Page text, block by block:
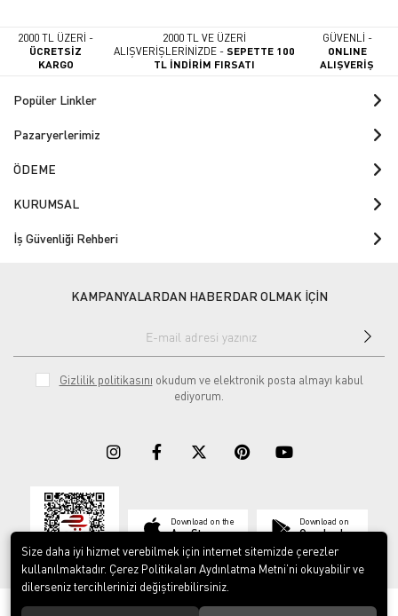
2000 TL ÜZERİ -
ÜCRETSİZ
KARGO
2000 TL VE ÜZERİ
ALIŞVERİŞLERİNİZDE -SEPETTE 100
TL İNDİRİM FIRSATI
GÜVENLİ -
ONLINE
ALIŞVERİŞ
Popüler Linkler
Pazaryerlerimiz
ÖDEME
KURUMSAL
İş Güvenliği Rehberi
KAMPANYALARDAN HABERDAR OLMAK İÇİN
Gizlilik politikasını okudum ve elektronik posta almayı kabul
ediyorum.
Download on the
App Store
Download on
Google play
© 2023ERY İş Güvenliği Ekipmanları. Tüm hakları saklıdır.
Size daha iyi hizmet verebilmek için internet sitemizde çerezler
kullanılmaktadır. Çerez Politikaları Aydınlatma Metni’ni okuyabilir ve
dilerseniz tercihlerinizi değiştirebilirsiniz.